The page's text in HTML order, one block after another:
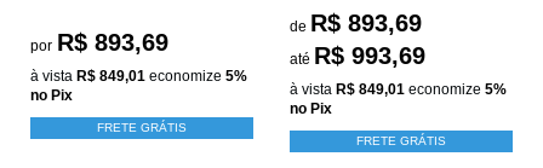
por R$ 893,69
à vista R$ 849,01 economize 5%
no Pix
FRETE GRÁTIS
de R$ 893,69
até R$ 993,69
à vista R$ 849,01 economize 5%
no Pix
FRETE GRÁTIS